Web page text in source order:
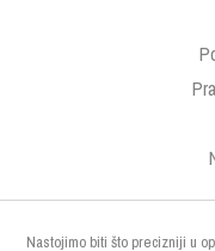
Nastojimo biti što precizniji u